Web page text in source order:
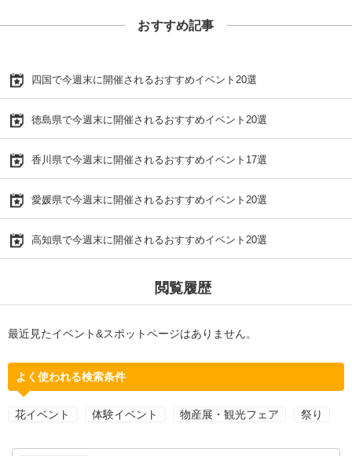
おすすめ記事
四国で今週末に開催されるおすすめイベント20選
徳島県で今週末に開催されるおすすめイベント20選
香川県で今週末に開催されるおすすめイベント17選
愛媛県で今週末に開催されるおすすめイベント20選
高知県で今週末に開催されるおすすめイベント20選
閲覧履歴
最近見たイベント&スポットページはありません。
よく使われる検索条件
花イベント 体験イベント 物産展・観光フェア 祭り